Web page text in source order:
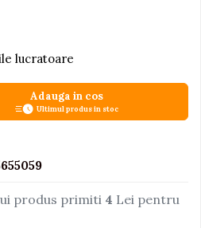
lucratoare
Adauga in cos
Ultimul produs in stoc
produs primiti 4 Lei pentru